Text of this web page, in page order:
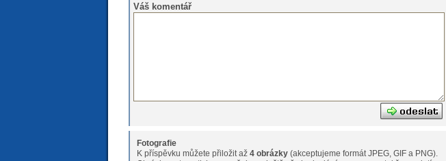
Váš komentář
Fotografie
K příspěvku můžete přiložit až4 obrázky (akceptujeme formát JPEG, GIF a PNG).